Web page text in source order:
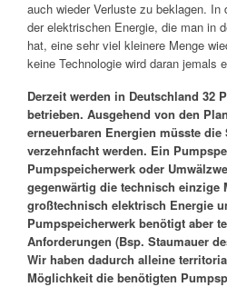
auch wieder Verluste zu beklagen.
der elektrischen Energie, die man in
hat, eine sehr viel kleinere Menge
keine Technologie wird daran jemals
Derzeit werden in Deutschland 32
betrieben. Ausgehend von den
erneuerbaren Energien müsste die
verzehnfacht werden. Ein
Pumpspeicherwerk oder
gegenwärtig die technisch einzige
großtechnisch elektrisch Energie
Pumpspeicherwerk benötigt aber
Anforderungen (Bsp. Staumauer
Wir haben dadurch alleine
Möglichkeit die benötigten